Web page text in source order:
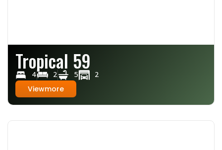
Tropical 59
4 2 5 2
Viewmore